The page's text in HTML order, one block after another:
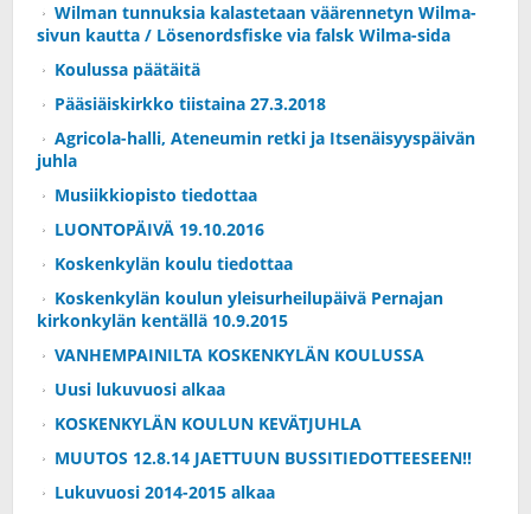
Wilman tunnuksia kalastetaan väärennetyn Wilma-
sivun kautta / Lösenordsfiske via falsk Wilma-sida
Koulussa päätäitä
Pääsiäiskirkko tiistaina 27.3.2018
Agricola-halli, Ateneumin retki ja Itsenäisyyspäivän
juhla
Musiikkiopisto tiedottaa
LUONTOPÄIVÄ 19.10.2016
Koskenkylän koulu tiedottaa
Koskenkylän koulun yleisurheilupäivä Pernajan
kirkonkylän kentällä 10.9.2015
VANHEMPAINILTA KOSKENKYLÄN KOULUSSA
Uusi lukuvuosi alkaa
KOSKENKYLÄN KOULUN KEVÄTJUHLA
MUUTOS 12.8.14 JAETTUUN BUSSITIEDOTTEESEEN!!
Lukuvuosi 2014-2015 alkaa